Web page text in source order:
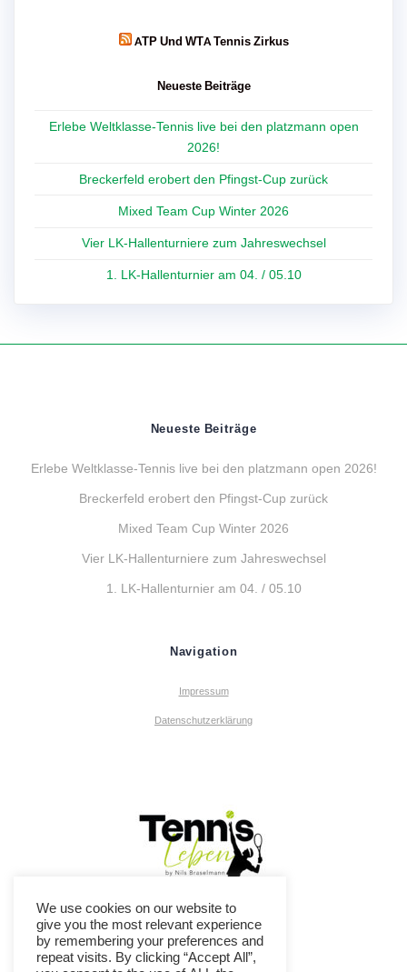
ATP Und WTA Tennis Zirkus
Neueste Beiträge
Erlebe Weltklasse-Tennis live bei den platzmann open
2026!
Breckerfeld erobert den Pfingst-Cup zurück
Mixed Team Cup Winter 2026
Vier LK-Hallenturniere zum Jahreswechsel
1. LK-Hallenturnier am 04. / 05.10
Neueste Beiträge
Erlebe Weltklasse-Tennis live bei den platzmann open 2026!
Breckerfeld erobert den Pfingst-Cup zurück
Mixed Team Cup Winter 2026
Vier LK-Hallenturniere zum Jahreswechsel
1. LK-Hallenturnier am 04. / 05.10
Navigation
Impressum
Datenschutzerklärung
We use cookies on our website to
give you the most relevant experience
by remembering your preferences and
repeat visits. By clicking “Accept All”,